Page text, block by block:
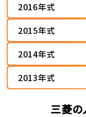
2016年式
2015年式
2014年式
2013年式
三菱